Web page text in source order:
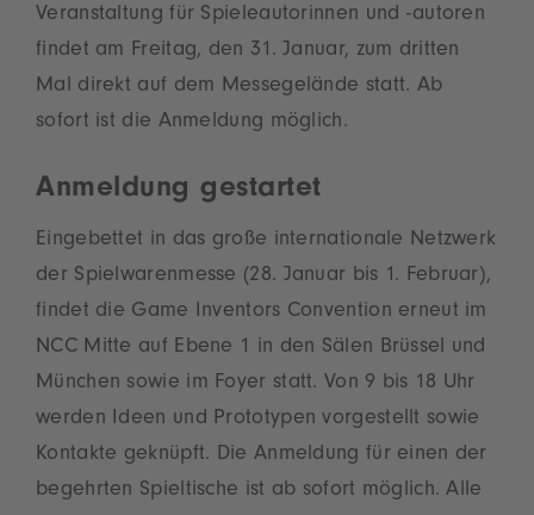
Veranstaltung für Spieleautorinnen und -autoren
findet am Freitag, den 31. Januar, zum dritten
Mal direkt auf dem Messegelände statt. Ab
sofort ist die Anmeldung möglich.
Anmeldung gestartet
Eingebettet in das große internationale Netzwerk
der Spielwarenmesse (28. Januar bis 1. Februar),
findet die Game Inventors Convention erneut im
NCC Mitte auf Ebene 1 in den Sälen Brüssel und
München sowie im Foyer statt. Von 9 bis 18 Uhr
werden Ideen und Prototypen vorgestellt sowie
Kontakte geknüpft. Die Anmeldung für einen der
begehrten Spieltische ist ab sofort möglich. Alle